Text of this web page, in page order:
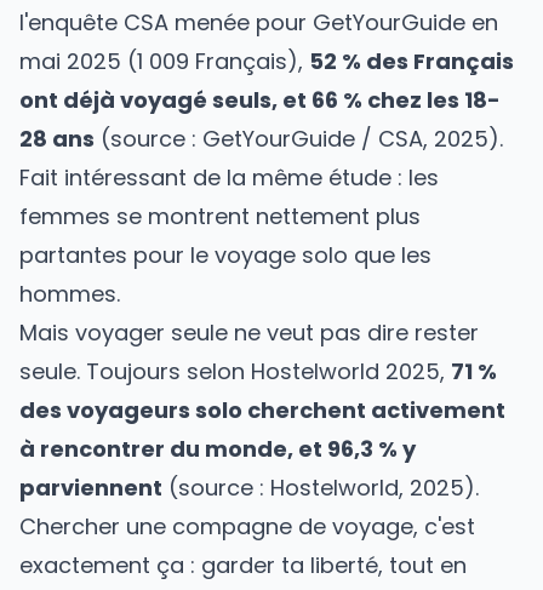
l'enquête CSA menée pour GetYourGuide en
mai 2025 (1 009 Français), 52 % des Français
ont déjà voyagé seuls, et 66 % chez les 18-
28 ans (source : GetYourGuide / CSA, 2025).
Fait intéressant de la même étude : les
femmes se montrent nettement plus
partantes pour le voyage solo que les
hommes.
Mais voyager seule ne veut pas dire rester
seule. Toujours selon Hostelworld 2025, 71 %
des voyageurs solo cherchent activement
à rencontrer du monde, et 96,3 % y
parviennent (source : Hostelworld, 2025).
Chercher une compagne de voyage, c'est
exactement ça : garder ta liberté, tout en